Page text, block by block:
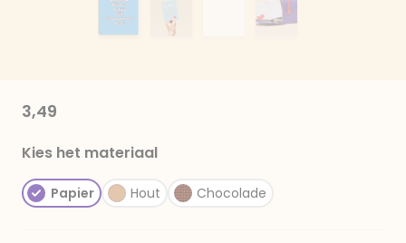
3,49
Kies het materiaal
Papier Hout Chocolade